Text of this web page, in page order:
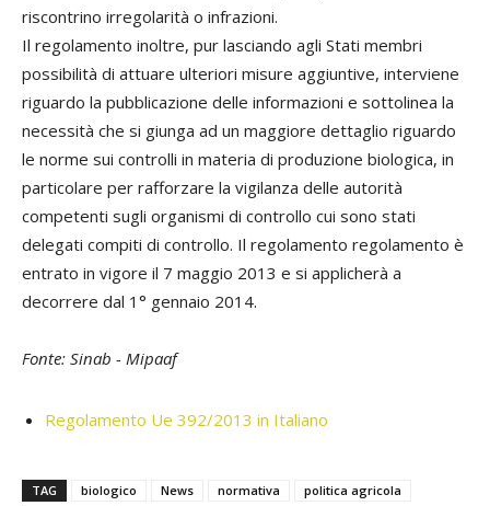
riscontrino irregolarità o infrazioni.
Il regolamento inoltre, pur lasciando agli Stati membri
possibilità di attuare ulteriori misure aggiuntive, interviene
riguardo la pubblicazione delle informazioni e sottolinea la
necessità che si giunga ad un maggiore dettaglio riguardo
le norme sui controlli in materia di produzione biologica, in
particolare per rafforzare la vigilanza delle autorità
competenti sugli organismi di controllo cui sono stati
delegati compiti di controllo. Il regolamento regolamento è
entrato in vigore il 7 maggio 2013 e si applicherà a
decorrere dal 1° gennaio 2014.
Fonte: Sinab - Mipaaf
Regolamento Ue 392/2013 in Italiano
TAG biologico News normativa
politica agricola